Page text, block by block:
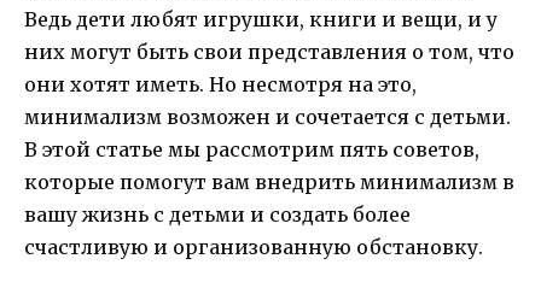
Ведь дети любят игрушки, книги и вещи, и у
них могут быть свои представления о том, что
они хотят иметь. Но несмотря на это,
минимализм возможен и сочетается с детьми.
В этой статье мы рассмотрим пять советов,
которые помогут вам внедрить минимализм в
вашу жизнь с детьми и создать более
счастливую и организованную обстановку.